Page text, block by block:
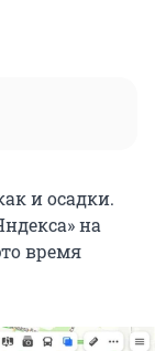
и осадки.
на
время